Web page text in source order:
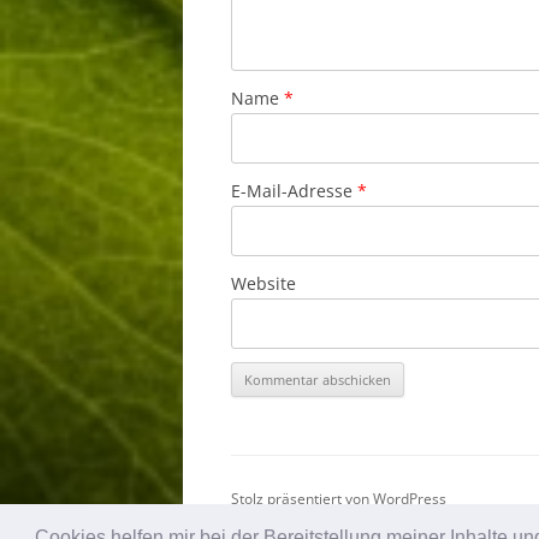
Name *
E-Mail-Adresse *
Website
Stolz präsentiert von WordPress